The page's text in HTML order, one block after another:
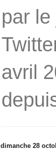
par
avril
dimanche 28